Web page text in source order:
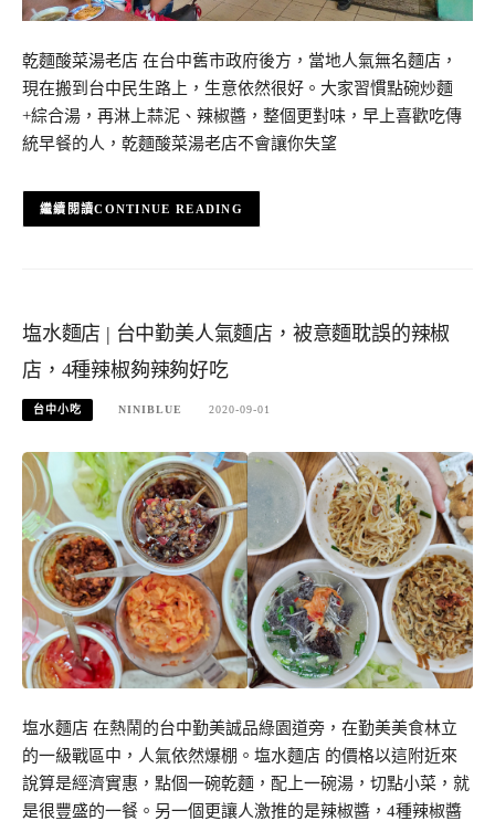
乾麵酸菜湯老店 在台中舊市政府後方，當地人氣無名麵店，
現在搬到台中民生路上，生意依然很好。大家習慣點碗炒麵
+綜合湯，再淋上蒜泥、辣椒醬，整個更對味，早上喜歡吃傳
統早餐的人，乾麵酸菜湯老店不會讓你失望
CONTINUE READING
塩水麵店 | 台中勤美人氣麵店，被意麵耽誤的辣椒
店，4種辣椒夠辣夠好吃
台中小吃 NINIBLUE 2020-09-01
塩水麵店 在熱鬧的台中勤美誠品綠園道旁，在勤美美食林立
的一級戰區中，人氣依然爆棚。塩水麵店 的價格以這附近來
說算是經濟實惠，點個一碗乾麵，配上一碗湯，切點小菜，就
是很豐盛的一餐。另一個更讓人激推的是辣椒醬，4種辣椒醬